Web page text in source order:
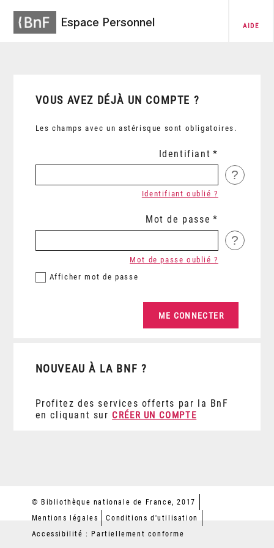
Espace Personnel AIDE
VOUS AVEZ DÉJÀ UN COMPTE ?
Les champs avec un astérisque sont obligatoires.
Identifiant
?
Identifiant oublié ?
Mot de passe
?
Afficher mot de passe
Mot de passe oublié ?
NOUVEAU À LA BNF ?
Profitez des services offerts par la BnF
en cliquant sur CRÉER UN COMPTE
© Bibliothèque nationale de France, 2017
Mentions légales
Conditions d'utilisation
Accessibilité : Partiellement conforme